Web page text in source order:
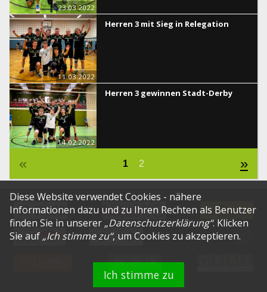
23.03.2022
Herren 3 mit Sieg in Relegation
11.03.2022
Herren 3 gewinnen Stadt-Derby
14.02.2022
« 1 2 »
Diese Website verwendet Cookies - nähere
Informationen dazu und zu Ihren Rechten als Benutzer
finden Sie in unserer „Datenschutzerklärung“. Klicken
Sie auf „Ich stimme zu“, um Cookies zu akzeptieren.
Ich stimme zu